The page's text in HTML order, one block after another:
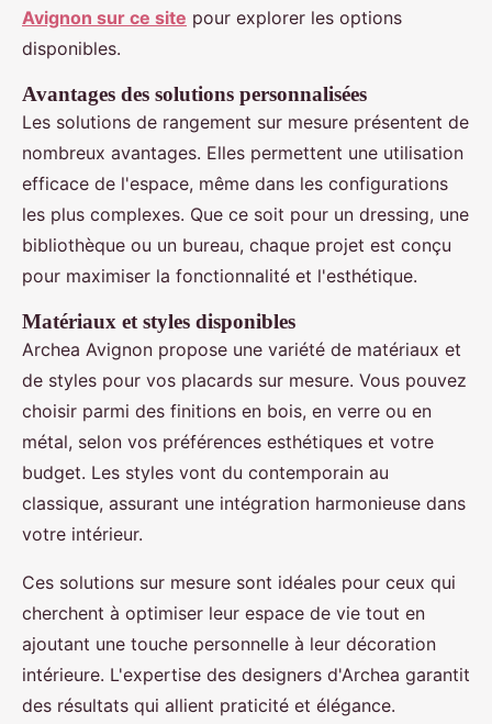
Avignon sur ce site pour explorer les options
disponibles.
Avantages des solutions personnalisées
Les solutions de rangement sur mesure présentent de
nombreux avantages. Elles permettent une utilisation
efficace de l'espace, même dans les configurations
les plus complexes. Que ce soit pour un dressing, une
bibliothèque ou un bureau, chaque projet est conçu
pour maximiser la fonctionnalité et l'esthétique.
Matériaux et styles disponibles
Archea Avignon propose une variété de matériaux et
de styles pour vos placards sur mesure. Vous pouvez
choisir parmi des finitions en bois, en verre ou en
métal, selon vos préférences esthétiques et votre
budget. Les styles vont du contemporain au
classique, assurant une intégration harmonieuse dans
votre intérieur.
Ces solutions sur mesure sont idéales pour ceux qui
cherchent à optimiser leur espace de vie tout en
ajoutant une touche personnelle à leur décoration
intérieure. L'expertise des designers d'Archea garantit
des résultats qui allient praticité et élégance.